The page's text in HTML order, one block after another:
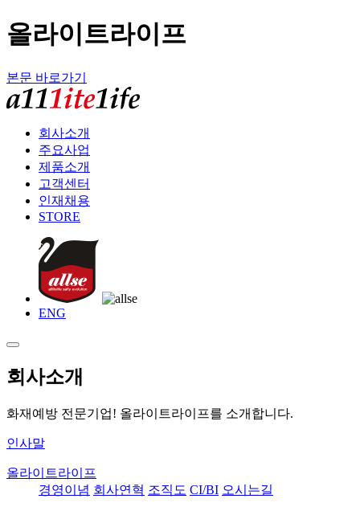
올라이트라이프
본문 바로가기
회사소개
주요사업
제품소개
고객센터
인재채용
STORE
ENG
회사소개
화재예방 전문기업! 올라이트라이프를 소개합니다.
인사말
올라이트라이프
경영이념 회사연혁 조직도 CI/BI 오시는길